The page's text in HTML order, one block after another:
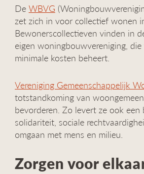
De WBVG
zet zich in voor collectief wonen
Bewonerscollectieven vinden in
eigen woningbouwvereniging,
minimale kosten beheert.
Vereniging Gemeenschappelijk
totstandkoming van
bevorderen. Zo levert ze ook een
solidariteit, sociale
omgaan met mens en milieu.
Zorgen voor